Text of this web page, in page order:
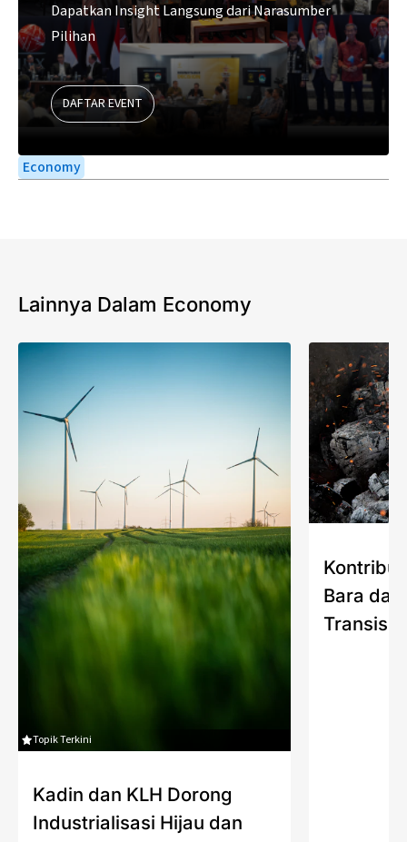
Dapatkan Insight Langsung dari Narasumber
Pilihan
DAFTAR EVENT
Economy
Lainnya Dalam Economy
Topik Terkini
Kadin dan KLH Dorong
Industrialisasi Hijau dan
Bara
Transisi